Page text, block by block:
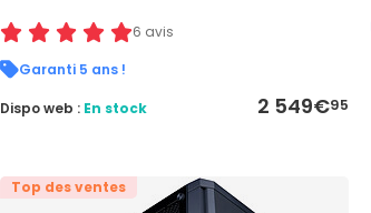
6 avis
Garanti 5 ans !
2 549€95
Dispo web : En stock
Top des ventes